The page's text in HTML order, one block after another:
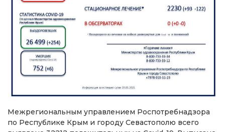
Межрегиональным управлением Роспотребнадзора
по Республике Крым и городу Севастополю всего